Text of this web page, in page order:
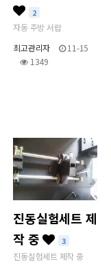
2
자동 주방 서랍
최고관리자
11-15
1349
진동실험세트 제
작 중
3
진동실험세트 제작 중